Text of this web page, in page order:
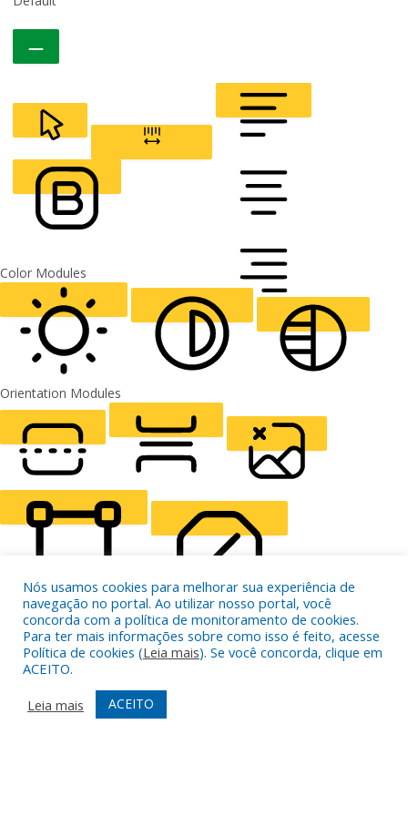
CURSOR
ALIGN TEXT
FONT WEIGHT
Color Modules
LIGHT CONTRAST HIGH CONTRAST
Orientation Modules
READING LINE READING MASK HIDE IMAGES
HIGHLIGHT CONTENT STOP ANIMATIONS
Skip To Content
Nós usamos cookies para melhorar sua experiência de
navegação no portal. Ao utilizar nosso portal, você
concorda com a política de monitoramento de cookies.
Para ter mais informações sobre como isso é feito, acesse
Política de cookies (Leia mais). Se você concorda, clique em
ACEITO.
Leia mais
ACEITO